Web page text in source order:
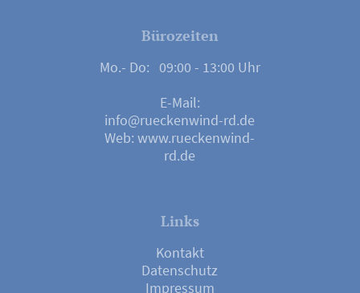
Bürozeiten
Mo.- Do: 09:00 - 13:00 Uhr
E-Mail:
info@rueckenwind-rd.de
Web:www.rueckenwind-
rd.de
Links
Kontakt
Datenschutz
Impressum